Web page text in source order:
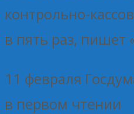
контрольно-
в пять раз, пишет
11 февраля
в первом чтении